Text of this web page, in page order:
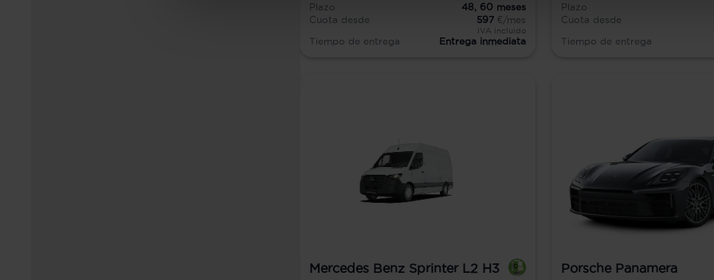
Plazo
48, 60 meses
Cuota desde
597 €/mes
IVA incluido
Tiempo de entrega Entrega inmediata
Plazo
Cuota desde
Tiempo de entrega
Mercedes Benz Sprinter L2 H3 Porsche Panamera